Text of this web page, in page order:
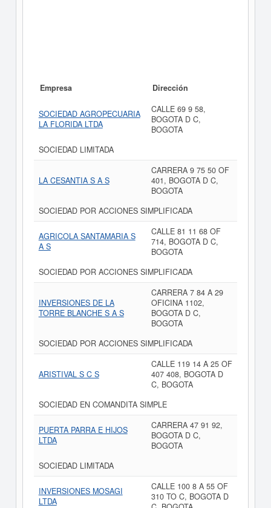
Empresa Dirección
SOCIEDAD AGROPECUARIA
LA FLORIDA LTDA
CALLE 69 9 58,
BOGOTA D C,
BOGOTA
SOCIEDAD LIMITADA
LA CESANTIA S A S
CARRERA 9 75 50 OF
401, BOGOTA D C,
BOGOTA
SOCIEDAD POR ACCIONES SIMPLIFICADA
AGRICOLA SANTAMARIA S
A S
CALLE 81 11 68 OF
714, BOGOTA D C,
BOGOTA
SOCIEDAD POR ACCIONES SIMPLIFICADA
INVERSIONES DE LA
TORRE BLANCHE S A S
CARRERA 7 84 A 29
OFICINA 1102,
BOGOTA D C,
BOGOTA
SOCIEDAD POR ACCIONES SIMPLIFICADA
ARISTIVAL S C S
CALLE 119 14 A 25 OF
407 408, BOGOTA D
C, BOGOTA
SOCIEDAD EN COMANDITA SIMPLE
PUERTA PARRA E HIJOS
LTDA
CARRERA 47 91 92,
BOGOTA D C,
BOGOTA
SOCIEDAD LIMITADA
INVERSIONES MOSAGI
LTDA
CALLE 100 8 A 55 OF
310 TO C, BOGOTA D